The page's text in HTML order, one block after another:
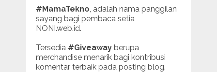
#MamaTekno , adalah nama panggilan
sayang bagi pembaca setia
NONI.web.id.
Tersedia #Giveawayberupa
merchandise menarik bagi kontribusi
komentar terbaik pada posting blog.